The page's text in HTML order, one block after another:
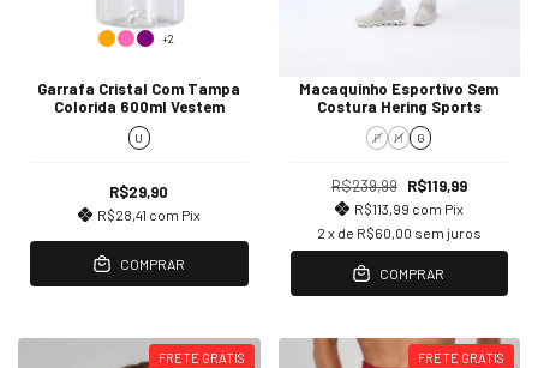
+2
Garrafa Cristal Com Tampa
Colorida 600ml Vestem
U
R$29,90
R$28,41 com Pix
COMPRAR
Macaquinho Esportivo Sem
Costura Hering Sports
P M G
R$239,99 R$119,99
R$113,99 com Pix
2 x de R$60,00 sem juros
COMPRAR
FRETE GRÁTIS FRETE GRÁTIS